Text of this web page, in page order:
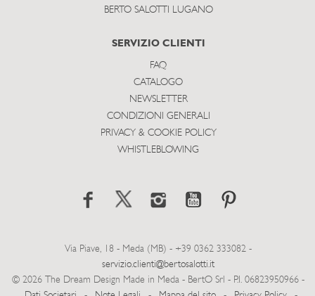
BERTO SALOTTI LUGANO
SERVIZIO CLIENTI
FAQ
CATALOGO
NEWSLETTER
CONDIZIONI GENERALI
PRIVACY & COOKIE POLICY
WHISTLEBLOWING
Via Piave, 18 - Meda (MB) - +39 0362 333082 -
servizio.clienti@bertosalotti.it
© 2026 The Dream Design Made in Meda - BertO Srl - P.I. 06823950966 -